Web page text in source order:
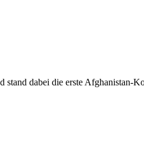
dabei die erste Afghanistan-